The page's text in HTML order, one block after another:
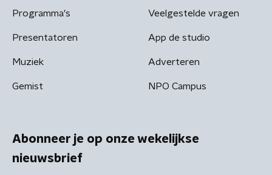
Programma's
Presentatoren
Muziek
Gemist
Veelgestelde vragen
App de studio
Adverteren
NPO Campus
Abonneer je op onze wekelijkse
nieuwsbrief